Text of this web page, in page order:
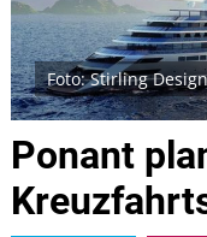
Foto: Stirling
Ponant